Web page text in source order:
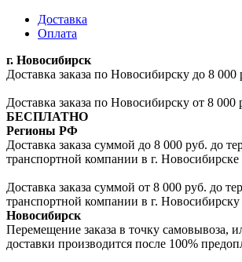
Доставка
Оплата
г. Новосибирск
Доставка заказа по Новосибирску до 8 000
Доставка заказа по Новосибирску от 8 000
БЕСПЛАТНО
Регионы РФ
Доставка заказа суммой до 8 000 руб. до
транспортной компании в г. Новосибирске
Доставка заказа суммой от 8 000 руб. до
транспортной компании в г. Новосибирску
Новосибирск
Перемещение заказа в точку самовывоза,
доставки производится после 100%